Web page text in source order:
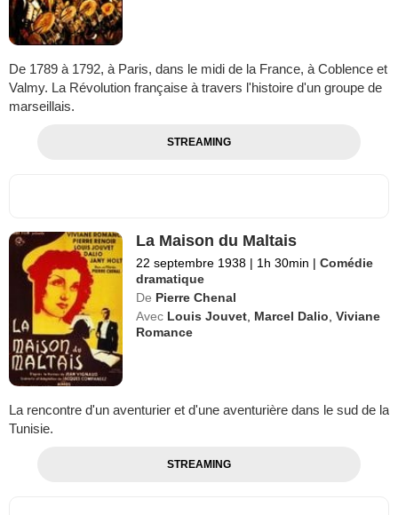
De 1789 à 1792, à Paris, dans le midi de la France, à Coblence et
Valmy. La Révolution française à travers l'histoire d'un groupe de
marseillais.
STREAMING
La Maison du Maltais
22 septembre 1938 | 1h 30min | Comédie
dramatique
De Pierre Chenal
Avec Louis Jouvet, Marcel Dalio,Viviane
Romance
La rencontre d'un aventurier et d'une aventurière dans le sud de la
Tunisie.
STREAMING